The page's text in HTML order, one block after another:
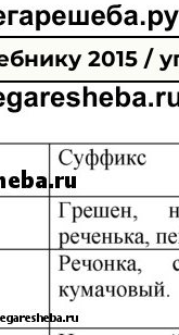
2015 /